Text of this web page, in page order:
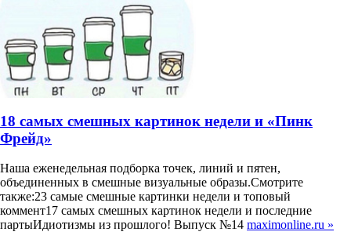
18 самых смешных картинок недели и «Пинк
Фрейд»
Наша еженедельная подборка точек, линий и пятен,
объединенных в смешные визуальные образы.Смотрите
также:23 самые смешные картинки недели и топовый
коммент17 самых смешных картинок недели и последние
партыИдиотизмы из прошлого! Выпуск №14 maximonline.ru »